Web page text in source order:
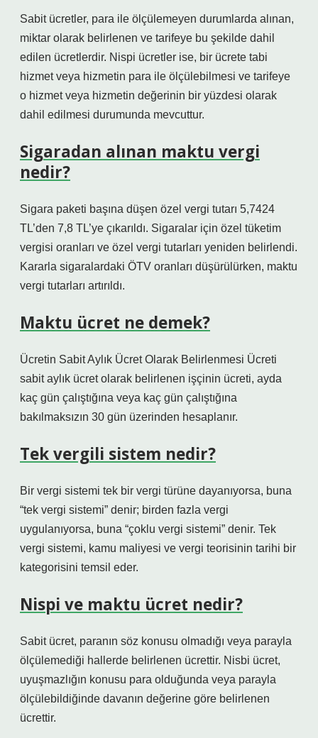
Sabit ücretler, para ile ölçülemeyen durumlarda alınan,
miktar olarak belirlenen ve tarifeye bu şekilde dahil
edilen ücretlerdir. Nispi ücretler ise, bir ücrete tabi
hizmet veya hizmetin para ile ölçülebilmesi ve tarifeye
o hizmet veya hizmetin değerinin bir yüzdesi olarak
dahil edilmesi durumunda mevcuttur.
Sigaradan alınan maktu vergi
nedir?
Sigara paketi başına düşen özel vergi tutarı 5,7424
TL’den 7,8 TL’ye çıkarıldı. Sigaralar için özel tüketim
vergisi oranları ve özel vergi tutarları yeniden belirlendi.
Kararla sigaralardaki ÖTV oranları düşürülürken, maktu
vergi tutarları artırıldı.
Maktu ücret ne demek?
Ücretin Sabit Aylık Ücret Olarak Belirlenmesi Ücreti
sabit aylık ücret olarak belirlenen işçinin ücreti, ayda
kaç gün çalıştığına veya kaç gün çalıştığına
bakılmaksızın 30 gün üzerinden hesaplanır.
Tek vergili sistem nedir?
Bir vergi sistemi tek bir vergi türüne dayanıyorsa, buna
“tek vergi sistemi” denir; birden fazla vergi
uygulanıyorsa, buna “çoklu vergi sistemi” denir. Tek
vergi sistemi, kamu maliyesi ve vergi teorisinin tarihi bir
kategorisini temsil eder.
Nispi ve maktu ücret nedir?
Sabit ücret, paranın söz konusu olmadığı veya parayla
ölçülemediği hallerde belirlenen ücrettir. Nisbi ücret,
uyuşmazlığın konusu para olduğunda veya parayla
ölçülebildiğinde davanın değerine göre belirlenen
ücrettir.